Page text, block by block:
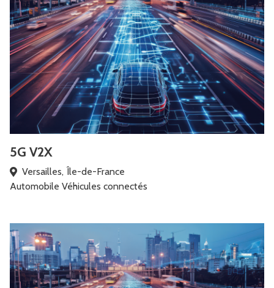
5G V2X
Versailles, Île-de-France
Automobile Véhicules connectés